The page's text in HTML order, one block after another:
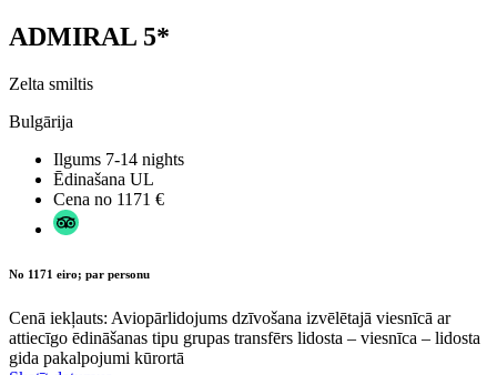
ADMIRAL 5*
Zelta smiltis
Bulgārija
Ilgums 7-14 nights
Ēdinašana UL
Cena no 1171 €
No 1171 eiro; par personu
Cenā iekļauts: Aviopārlidojums dzīvošana izvēlētajā viesnīcā ar
attiecīgo ēdināšanas tipu grupas transfērs lidosta – viesnīca – lidosta
gida pakalpojumi kūrortā